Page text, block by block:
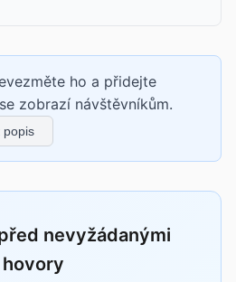
ho a přidejte
zobrazí návštěvníkům.
popis
nevyžádanými
hovory